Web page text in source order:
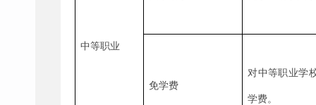
中等职业
免学费
对中等职业学
学费。